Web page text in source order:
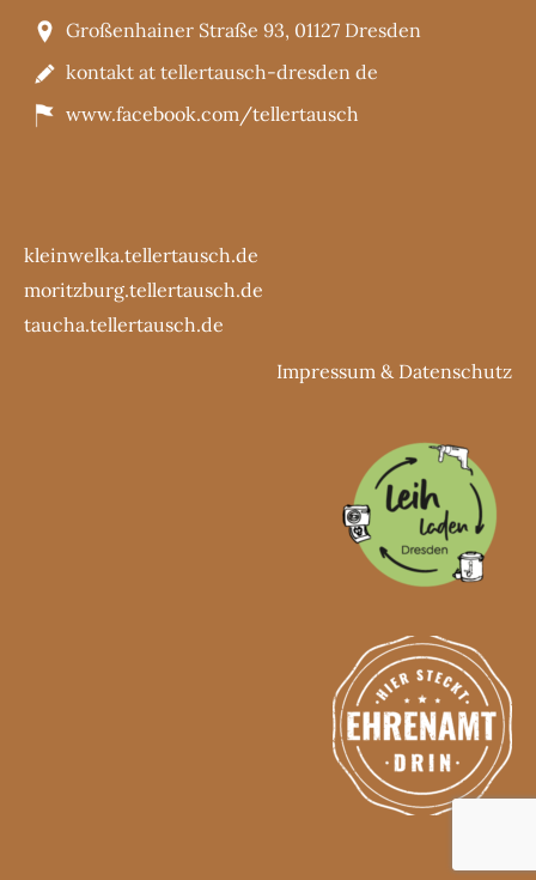
Großenhainer Straße 93, 01127 Dresden
kontakt at tellertausch-dresden de
www.facebook.com/tellertausch
kleinwelka.tellertausch.de
moritzburg.tellertausch.de
taucha.tellertausch.de
Impressum & Datenschutz